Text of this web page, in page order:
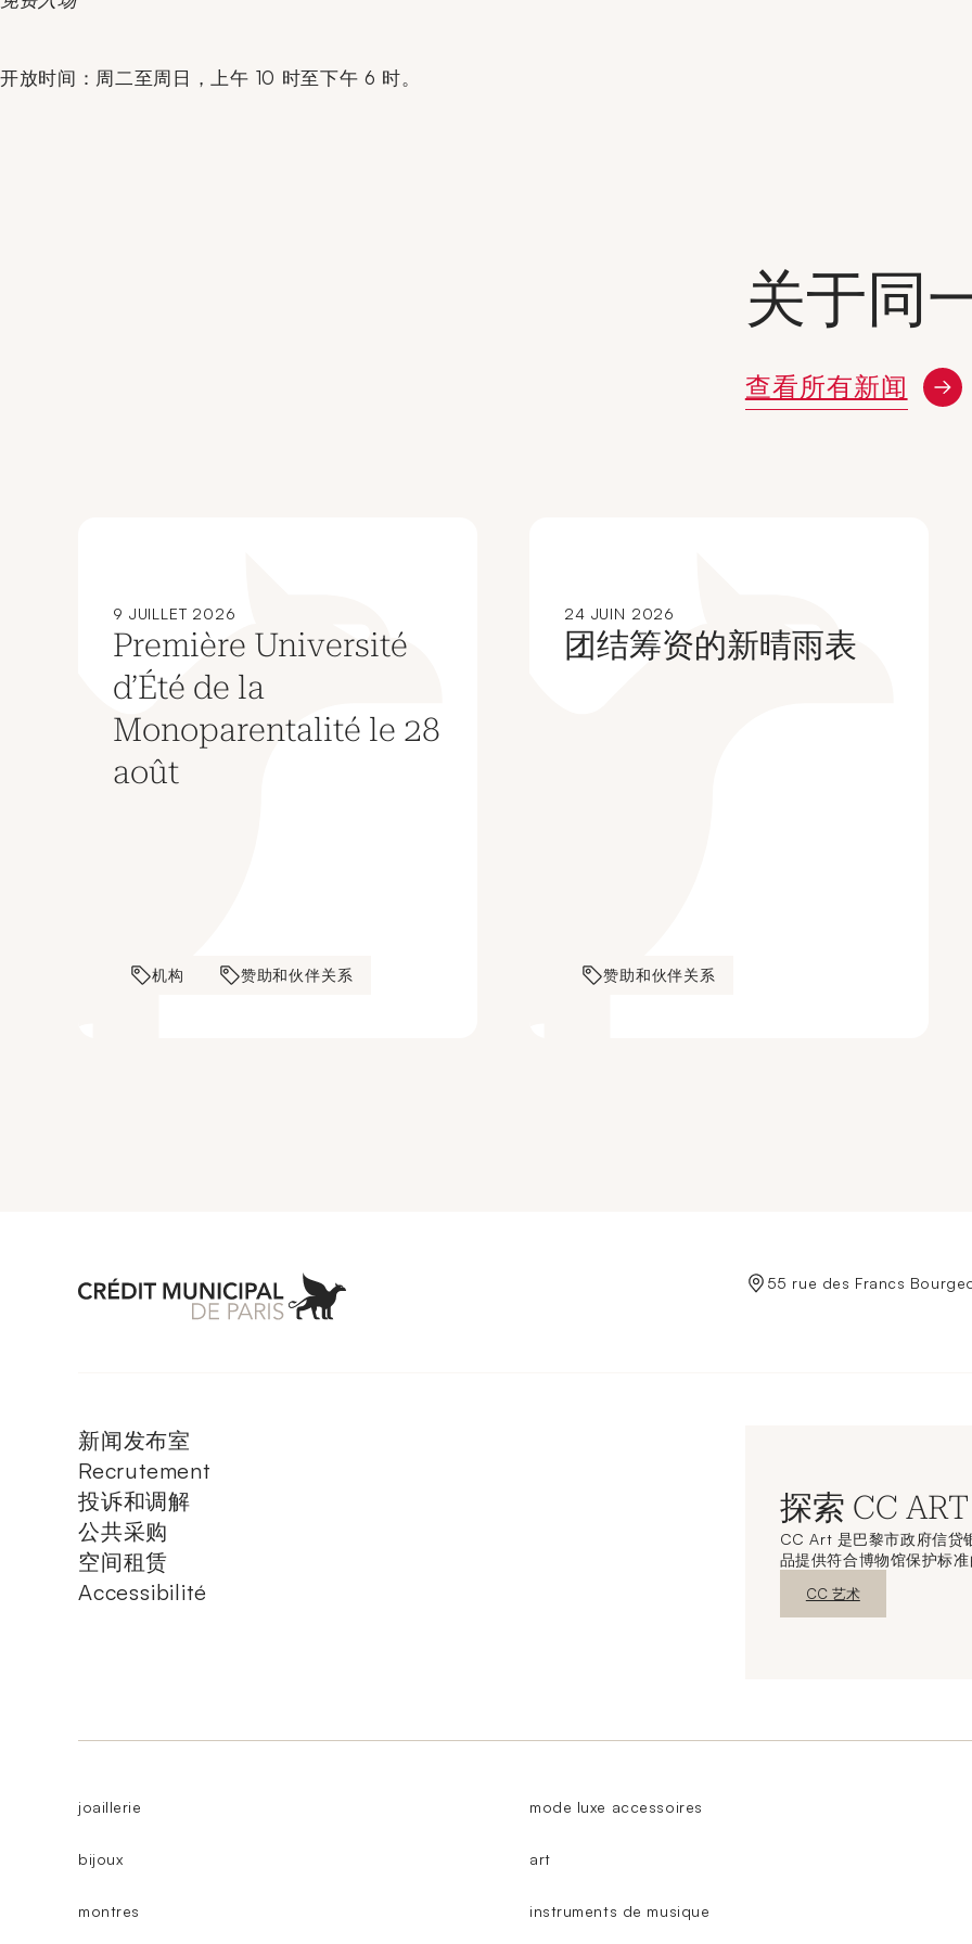
开放时间：周二至周日，上午 10 时至下午 6 时。
关于同
查看所有新闻
9 JUILLET 2026
Première Université
d’Été de la
Monoparentalité le 28
août
机构 赞助和伙伴关系
24 JUIN 2026
团结筹资的新晴雨表
赞助和伙伴关系
Aller à l'accueil de Crédit Municipal de Paris 55 rue des Francs
新闻发布室
Recrutement
投诉和调解
公共采购
空间租赁
Accessibilité
探索 CC ART
CC Art 是巴黎市政府信贷
品提供符合博物馆保护标
新窗口发现
CC 艺术
joaillerie
bijoux
montres
mode luxe accessoires
art
instruments de musique